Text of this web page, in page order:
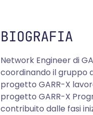
BIOGRAFIA
Network Engineer di
coordinando il gruppo
progetto GARR-X
progetto GARR-X
contribuito dalle fasi